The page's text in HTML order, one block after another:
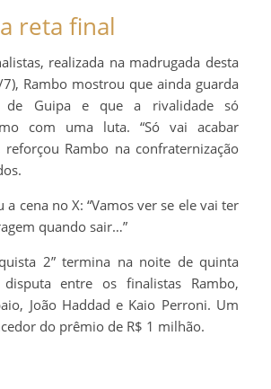
reta final
realizada na madrugada desta
Rambo mostrou que ainda guarda
de Guipa e que a rivalidade só
com uma luta. “Só vai acabar
reforçou Rambo na confraternização
a cena no X: “Vamos ver se ele vai ter
quando sair…”
2” termina na noite de quinta
entre os finalistas Rambo,
João Haddad e Kaio Perroni. Um
do prêmio de R$ 1 milhão.